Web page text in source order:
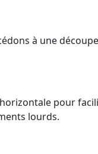
à une
pour
lourds.